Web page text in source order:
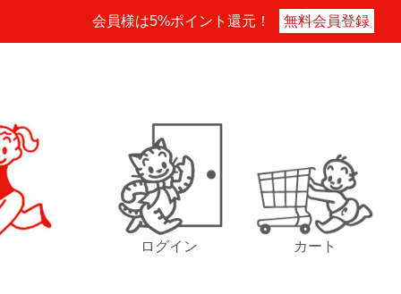
会員様は5%ポイント還元！ 無料会員登録
ログイン カート